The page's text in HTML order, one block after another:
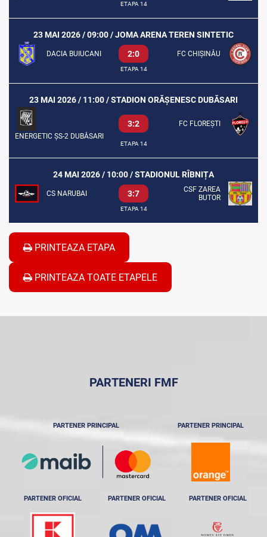
ETAPA 14
23 MAI 2026 / 09:00 / JOMA ARENA TEREN SINTETIC
DACIA BUIUCANI 2:0 FC CHIȘINĂU
ETAPA 14
23 MAI 2026 / 11:00 / STADION ORĂȘENESC DUBĂSARI
ENERGETIC ȘS-2 DUBĂSARI
3:2 FC FLOREȘTI
ETAPA 14
24 MAI 2026 / 10:00 / STADIONUL RÎBNIȚA
CS NARUBAI 3:7
CSF ZAREA
BUTOR
ETAPA 14
PRINTEAZA ETAPA
PRINTEAZA TOATE ETAPELE
PARTENERI FMF
PARTENER PRINCIPAL PARTENER PRINCIPAL
PARTENER OFICIAL PARTENER OFICIAL PARTENER OFICIAL